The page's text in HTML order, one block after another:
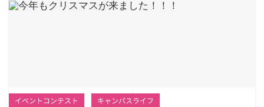
イベントコンテスト キャンパスライフ